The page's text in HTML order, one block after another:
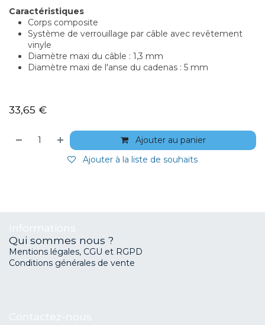
Caractéristiques
Corps composite
Système de verrouillage par câble avec revêtement
vinyle
Diamètre maxi du câble : 1,3 mm
Diamètre maxi de l'anse du cadenas : 5 mm
33,65 €
Ajouter au panier
Ajouter à la liste de souhaits
Qui sommes nous ?
Mentions légales, CGU et RGPD
Conditions générales de vente